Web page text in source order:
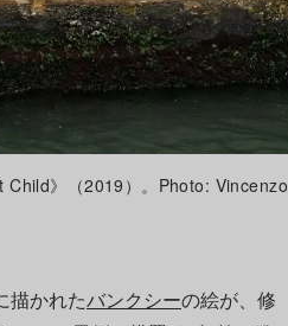
Child》（2019）。Photo: Vincenzo
描かれたバンクシーの絵が、修